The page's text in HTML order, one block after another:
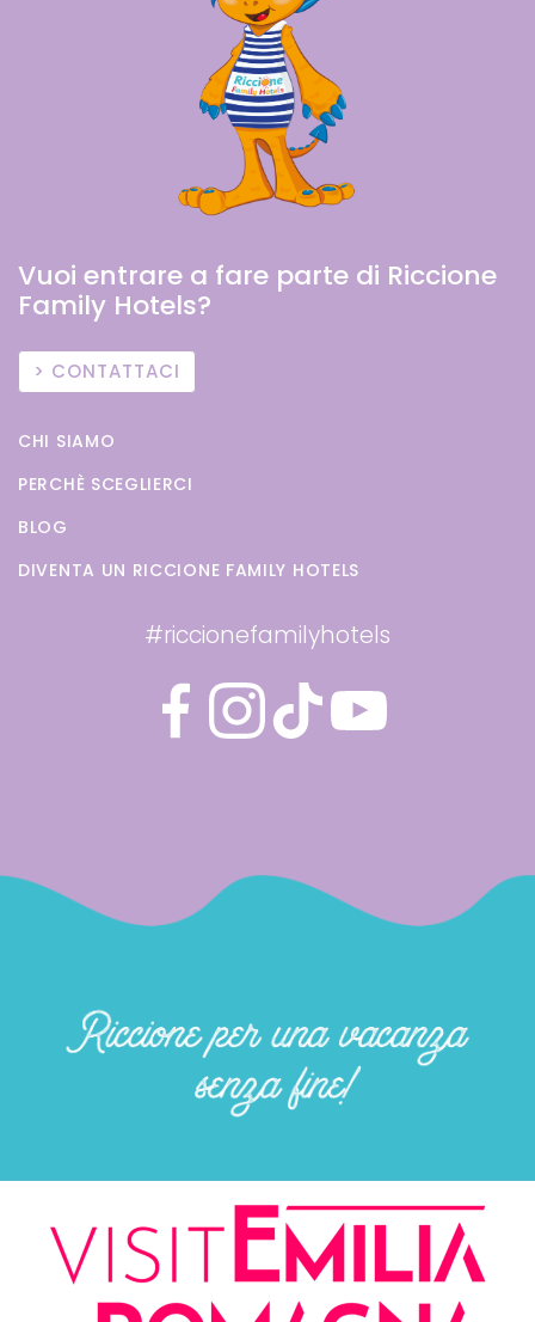
Vuoi entrare a fare parte di Riccione
Family Hotels?
CONTATTACI
CHI SIAMO
PERCHÈ SCEGLIERCI
BLOG
DIVENTA UN RICCIONE FAMILY HOTELS
#riccionefamilyhotels